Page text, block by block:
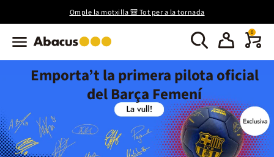
Omple la motxilla 🎒 Tot per a la tornada
0
Emporta’t la primera pilota oficial
del Barça Femení